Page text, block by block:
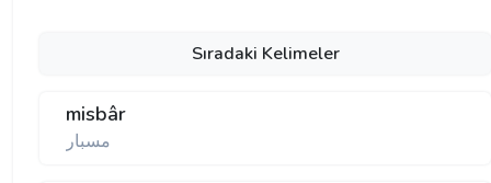
Sıradaki Kelimeler
misbâr
مسبار